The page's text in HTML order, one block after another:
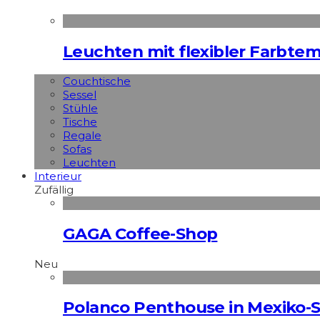
Leuchten mit flexibler
Couchtische
Sessel
Stühle
Tische
Regale
Sofas
Leuchten
Interieur
Zufällig
GAGA Coffee-Shop
Neu
Polanco Penthouse in Mexiko-